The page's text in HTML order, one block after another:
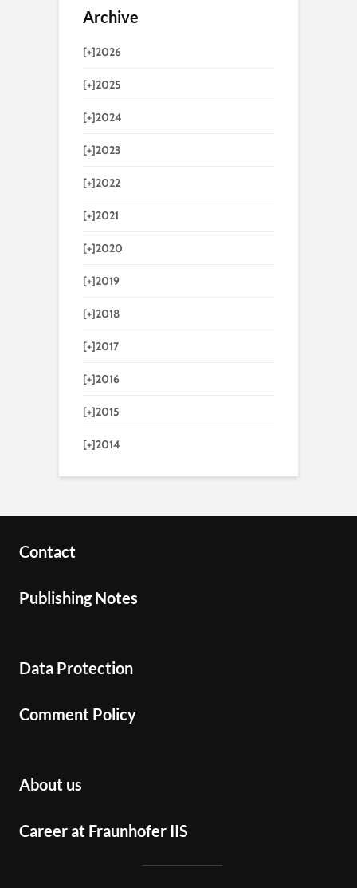
Archive
[+]2026
[+]2025
[+]2024
[+]2023
[+]2022
[+]2021
[+]2020
[+]2019
[+]2018
[+]2017
[+]2016
[+]2015
[+]2014
Contact
Publishing Notes
Data Protection
Comment Policy
About us
Career at Fraunhofer IIS